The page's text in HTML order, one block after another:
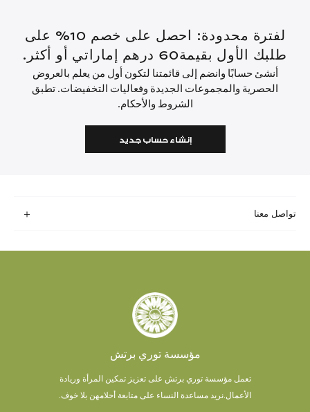
لفترة محدودة: احصل على خصم 10% على
طلبك الأول بقيمة60 درهم إماراتي أو أكثر.
أنشئ حسابًا وانضم إلى قائمتنا لتكون أول من يعلم بالعروض
الحصرية والمجموعات الجديدة وفعاليات التخفيضات. تطبق
الشروط والأحكام.
إنشاء حساب جديد
تواصل معنا
مؤسسة توري برتش
تعمل مؤسسة توري برتش على تعزيز تمكين المرأة وريادة
الأعمال. نريد مساعدة النساء على متابعة أحلامهن بلا خوف.